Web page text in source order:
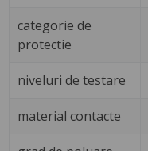
categorie de
protectie
niveluri de testare
material contacte